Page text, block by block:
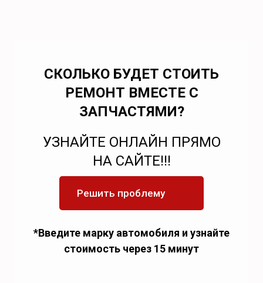
СКОЛЬКО БУДЕТ СТОИТЬ
РЕМОНТ ВМЕСТЕ С
ЗАПЧАСТЯМИ?
УЗНАЙТЕ ОНЛАЙН ПРЯМО
НА САЙТЕ!!!
Решить проблему
*Введите марку автомобиля и узнайте
стоимость через 15 минут